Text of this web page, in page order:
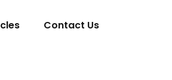
Contact Us